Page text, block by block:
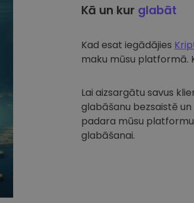
Kā un kur glabāt
Kad esat iegādājies
maku mūsu platformā.
Lai aizsargātu savus
glabāšanu bezsaistē
padara mūsu
glabāšanai.